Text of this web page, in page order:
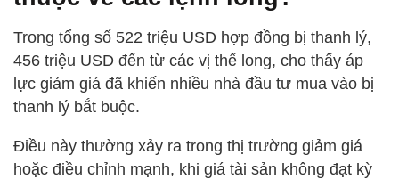
Trong tổng số 522 triệu USD hợp đồng bị thanh lý,
456 triệu USD đến từ các vị thế long, cho thấy áp
lực giảm giá đã khiến nhiều nhà đầu tư mua vào bị
thanh lý bắt buộc.
Điều này thường xảy ra trong thị trường giảm giá
hoặc điều chỉnh mạnh, khi giá tài sản không đạt kỳ